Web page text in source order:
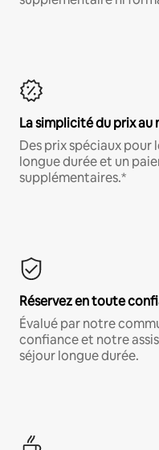
La simplicité du prix au
Des prix spéciaux pour
longue durée et un
supplémentaires.*
Réservez en toute
Évalué par notre
confiance et notre
séjour longue durée.